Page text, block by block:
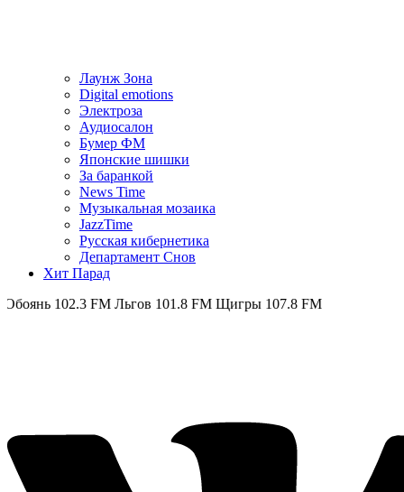
Лаунж Зона
Digital emotions
Электроза
Аудиосалон
Бумер ФМ
Японскиe шишки
За баранкой
News Time
Музыкальная мозаика
JazzTime
Русская кибернетика
Департамент Снов
Хит Парад
FM Льгов 101.8 FM Щигры 107.8 FM